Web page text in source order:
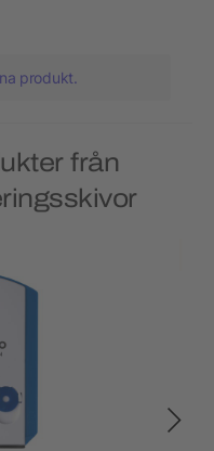
produkt.
från